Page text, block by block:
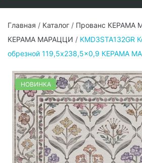
Главная / Каталог / Прованс КЕРАМА
КЕРАМА МАРАЦЦИ / KMD3STA132GR
обрезной 119,5x238,5x0,9 КЕРАМА
НОВИНКА